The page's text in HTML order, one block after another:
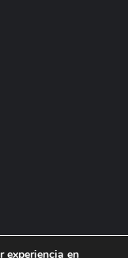
experiencia en